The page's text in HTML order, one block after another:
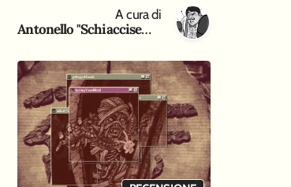
A cura di
Antonello "Schiaccisempre " Gaeta